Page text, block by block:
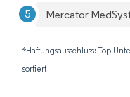
Mercator
*Haftungsausschluss: Top-
sortiert